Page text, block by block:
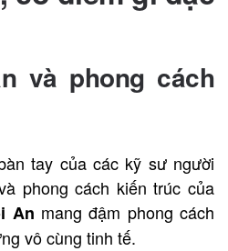
và phong cách
tay của các kỹ sư người
phong cách kiến trúc của
An mang đậm phong cách
vô cùng tinh tế.